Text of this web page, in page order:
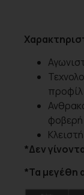
προφίλ
φοβερή
*Δεν
*Τα μεγέθη